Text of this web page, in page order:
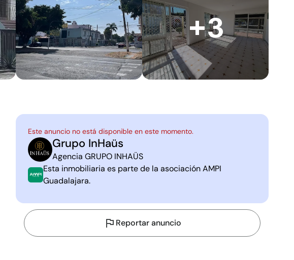
+3
Este anuncio no está disponible en este momento.
GI Grupo InHaüs
AgenciaGRUPO INHAÜS
Esta inmobiliaria es parte de la asociaciónAMPI
Guadalajara.
Reportar anuncio